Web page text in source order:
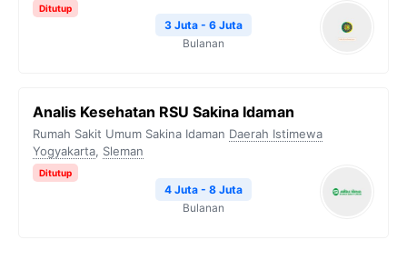
Ditutup
3 Juta - 6 Juta
Bulanan
Analis Kesehatan RSU Sakina Idaman
Rumah Sakit Umum Sakina Idaman Daerah Istimewa
Yogyakarta, Sleman
Ditutup
4 Juta - 8 Juta
Bulanan